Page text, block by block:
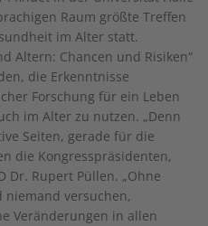
Raum größte Treffen
im Alter statt.
Altern: Chancen und Risiken“
die Erkenntnisse
Forschung für ein Leben
im Alter zu nutzen. „Denn
Seiten, gerade für die
die Kongresspräsidenten,
Dr. Rupert Püllen. „Ohne
niemand versuchen,
Veränderungen in allen